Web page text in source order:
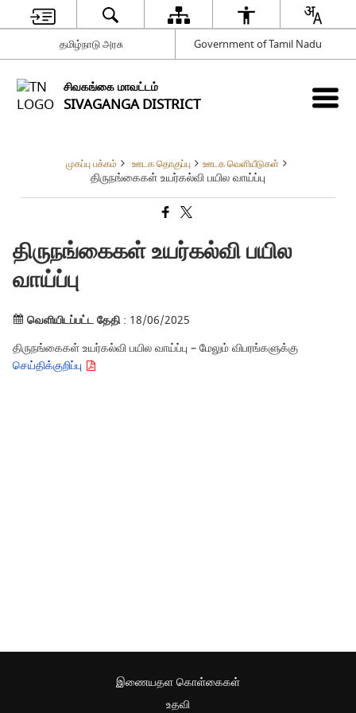
தமிழ்நாடு அரசு Government of Tamil Nadu
சிவகங்கை மாவட்டம்
SIVAGANGA DISTRICT
முகப்பு பக்கம் ஊடக தொகுப்பு ஊடக வெளியீடுகள்
திருநங்கைகள் உயர்கல்வி பயில வாய்ப்பு
திருநங்கைகள் உயர்கல்வி பயில
வாய்ப்பு
வெளியிடப்பட்ட தேதி: 18/06/2025
திருநங்கைகள் உயர்கல்வி பயில வாய்ப்பு – மேலும் விபரங்களுக்கு
செய்திக்குறிப்பு
இணையதள கொள்கைகள்
உதவி